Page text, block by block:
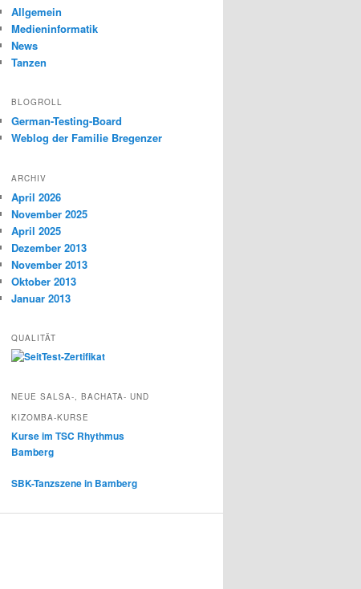
Allgemein
Medieninformatik
News
Tanzen
BLOGROLL
German-Testing-Board
Weblog der Familie Bregenzer
ARCHIV
April 2026
November 2025
April 2025
Dezember 2013
November 2013
Oktober 2013
Januar 2013
QUALITÄT
NEUE SALSA-, BACHATA- UND
KIZOMBA-KURSE
Kurse im TSC Rhythmus
Bamberg
SBK-Tanzszene in Bamberg